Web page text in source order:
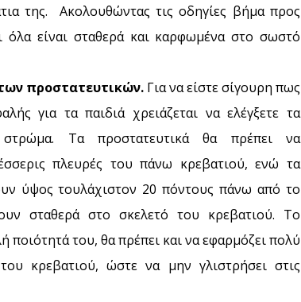
της. Ακολουθώντας τις οδηγίες βήμα προς
όλα είναι σταθερά και καρφωμένα στο σωστό
προστατευτικών. Για να είστε σίγουρη πως
για τα παιδιά χρειάζεται να ελέγξετε τα
Τα προστατευτικά θα πρέπει να
πλευρές του πάνω κρεβατιού, ενώ τα
ύψος τουλάχιστον 20 πόντους πάνω από το
σταθερά στο σκελετό του κρεβατιού. Το
ποιότητά του, θα πρέπει και να εφαρμόζει πολύ
κρεβατιού, ώστε να μην γλιστρήσει στις